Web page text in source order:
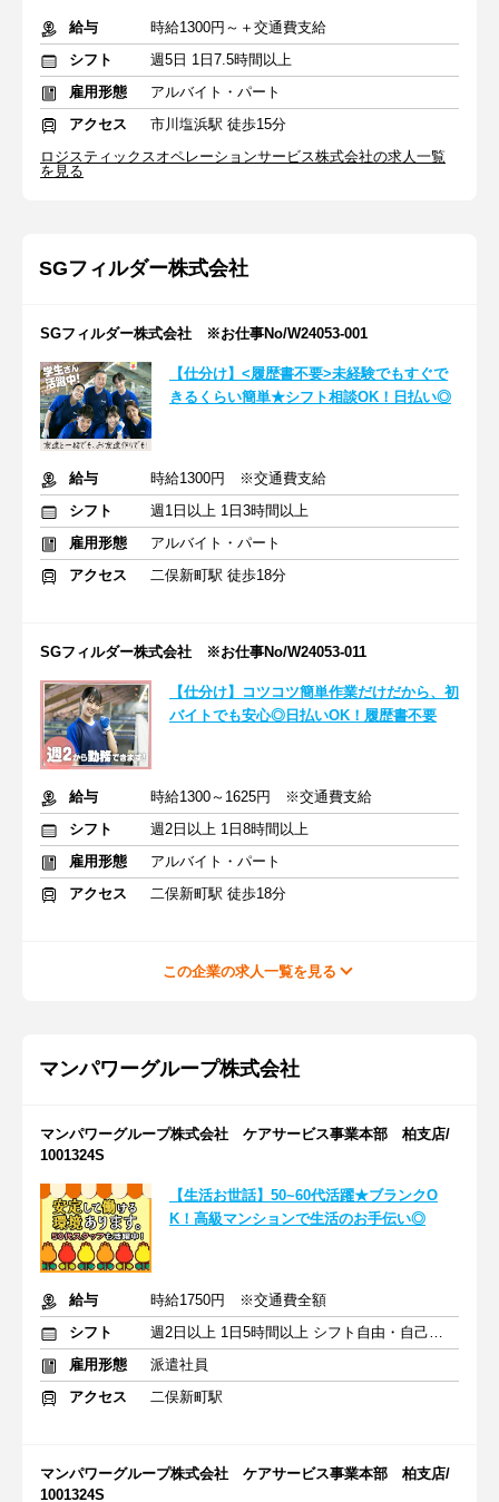
給与
時給1300円～＋交通費支給
シフト
週5日 1日7.5時間以上
雇用形態
アルバイト・パート
アクセス
市川塩浜駅 徒歩15分
ロジスティックスオペレーションサービス株式会社の求人一覧
を見る
SGフィルダー株式会社
SGフィルダー株式会社 ※お仕事No/W24053-001
【仕分け】<履歴書不要>未経験でもすぐで
きるくらい簡単★シフト相談OK！日払い◎
給与
時給1300円 ※交通費支給
シフト
週1日以上 1日3時間以上
雇用形態
アルバイト・パート
アクセス
二俣新町駅 徒歩18分
SGフィルダー株式会社 ※お仕事No/W24053-011
【仕分け】コツコツ簡単作業だけだから、初
バイトでも安心◎日払いOK！履歴書不要
給与
時給1300～1625円 ※交通費支給
シフト
週2日以上 1日8時間以上
雇用形態
アルバイト・パート
アクセス
二俣新町駅 徒歩18分
この企業の求人一覧を見る
マンパワーグループ株式会社
マンパワーグループ株式会社 ケアサービス事業本部 柏支店/
1001324S
【生活お世話】50~60代活躍★ブランクO
K！高級マンションで生活のお手伝い◎
給与
時給1750円 ※交通費全額
シフト
週2日以上 1日5時間以上 シフト自由・自己申告
雇用形態
派遣社員
アクセス
二俣新町駅
マンパワーグループ株式会社 ケアサービス事業本部 柏支店/
1001324S